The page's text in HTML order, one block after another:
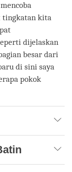
tingkatan kita
dijelaskan
besar dari
di sini saya
pokok